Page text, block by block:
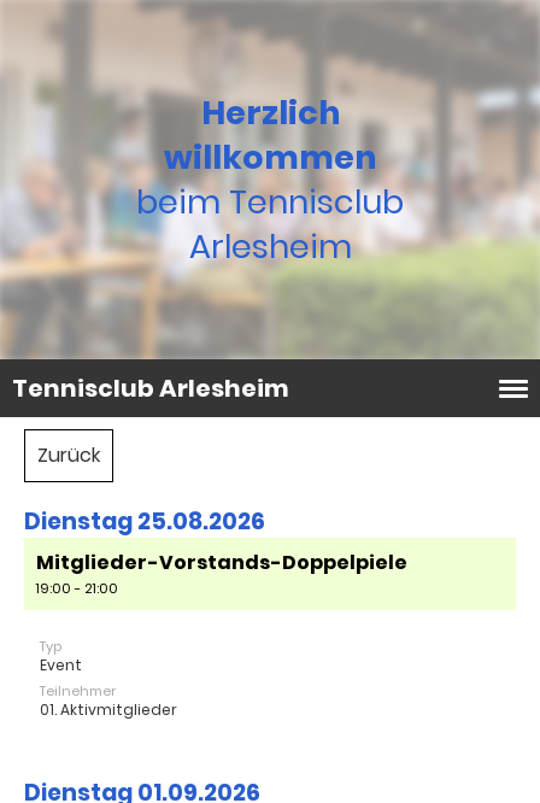
Herzlich
willkommen
beim Tennisclub
Arlesheim
Tennisclub Arlesheim
Zurück
Dienstag 25.08.2026
Mitglieder-Vorstands-Doppelpiele
19:00 - 21:00
Typ
Event
Teilnehmer
01. Aktivmitglieder
Dienstag 01.09.2026